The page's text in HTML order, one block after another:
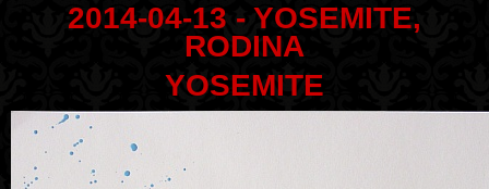
2014-04-13 - YOSEMITE,
RODINA
YOSEMITE